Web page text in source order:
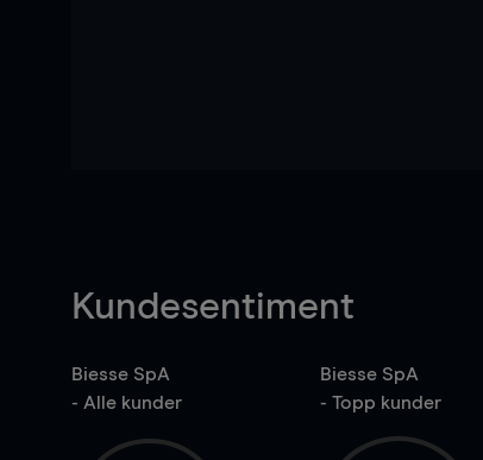
Kundesentiment
Biesse SpA
- Alle kunder
Biesse SpA
- Topp kunder